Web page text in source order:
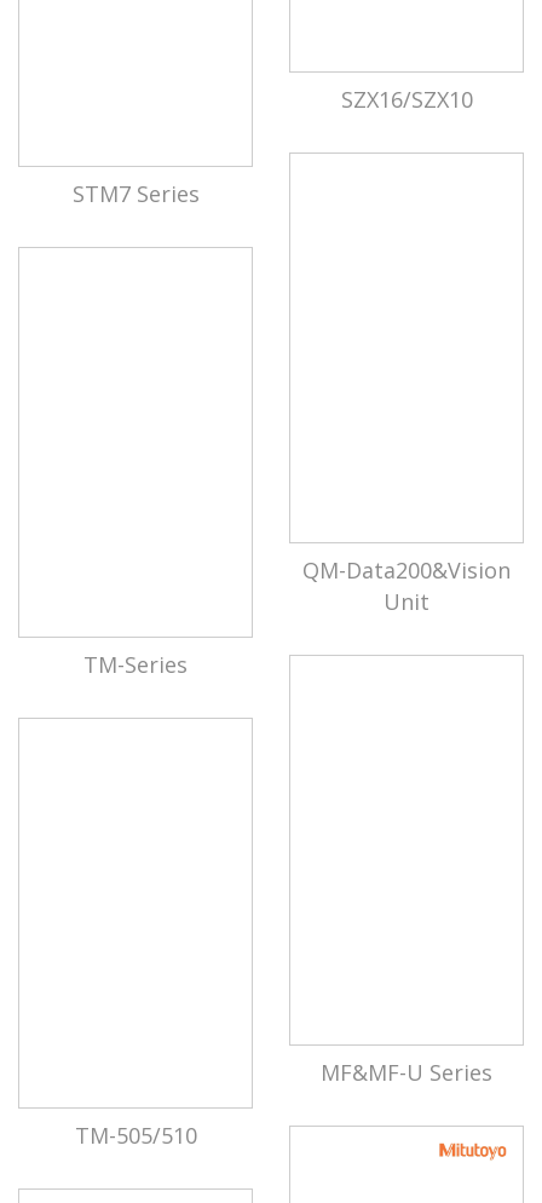
SZX16/SZX10
STM7 Series
QM-Data200&Vision
Unit
TM-Series
MF&MF-U Series
TM-505/510